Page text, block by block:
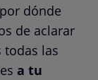
dónde
de aclarar
todas las
a tu